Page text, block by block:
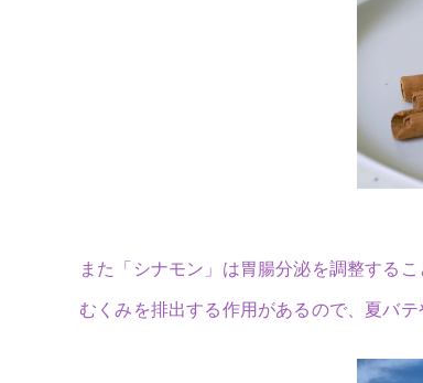
また「シナモン」は胃腸分泌を調整する
むくみを排出する作用があるので、夏バ